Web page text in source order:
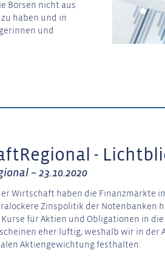
Börsen nicht aus
haben und in
und
-
– 23.10.2020
Wirtschaft haben die Finanzmärkte
Zinspolitik der Notenbanken
für Aktien und Obligationen in die
eher luftig, weshalb wir in der
Aktiengewichtung festhalten.